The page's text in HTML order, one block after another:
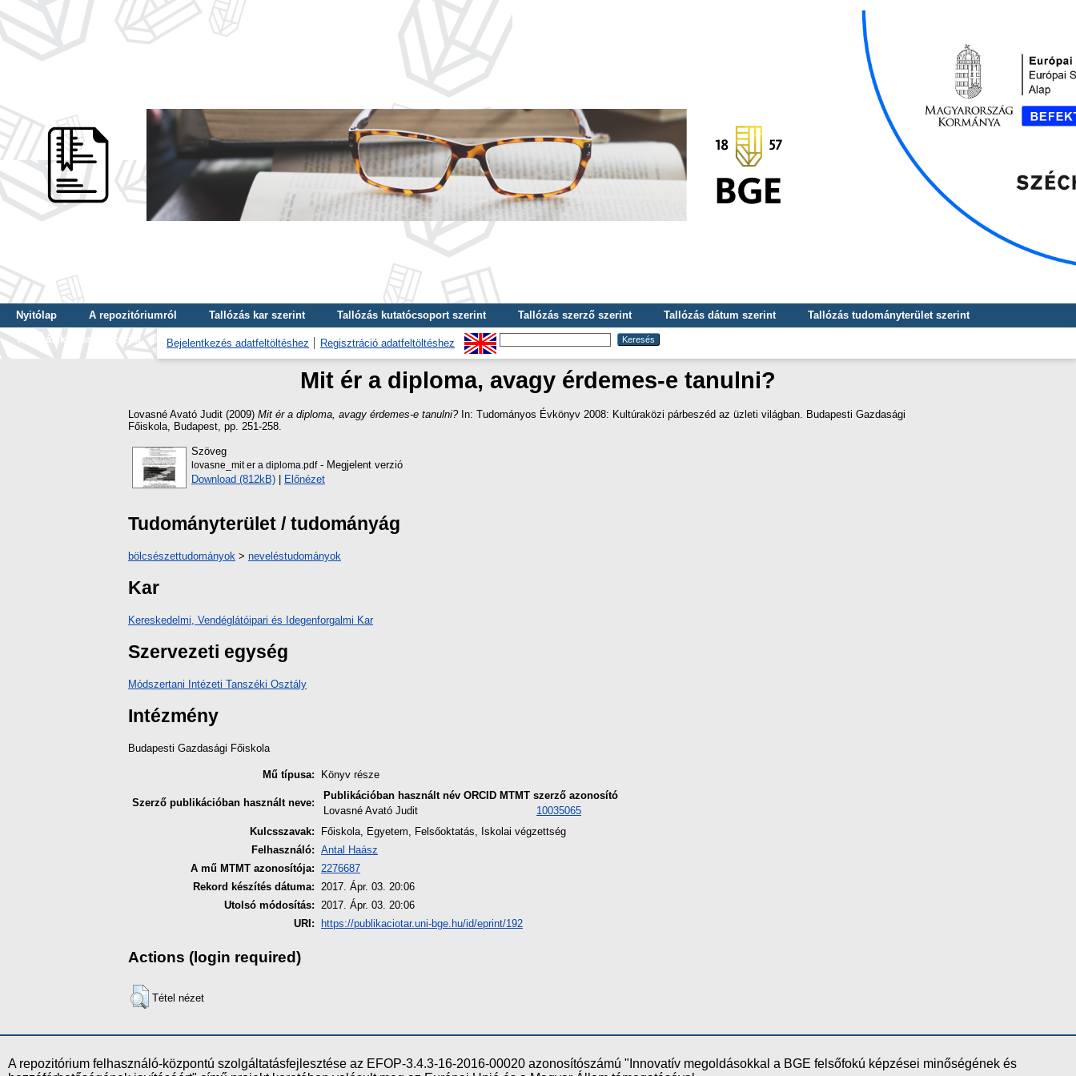
Nyitólap A repozitóriumról Tallózás kar szerint Tallózás kutatócsoport szerint Tallózás szerző szerint Tallózás dátum szerint
Tallózás tudományterület szerint
Tallózás kulcsszó szerint
Bejelentkezés adatfeltöltéshez Regisztráció adatfeltöltéshez
Mit ér a diploma, avagy érdemes-e tanulni?
Lovasné Avató Judit (2009) Mit ér a diploma, avagy érdemes-e tanulni?In: Tudományos Évkönyv 2008: Kultúraközi párbeszéd az üzleti világban. Budapesti Gazdasági
Főiskola, Budapest, pp. 251-258.
Szöveg
lovasne_mit er a diploma.pdf- Megjelent verzió
Download (812kB) | Előnézet
Tudományterület / tudományág
bölcsészettudományok > neveléstudományok
Kar
Kereskedelmi, Vendéglátóipari és Idegenforgalmi Kar
Szervezeti egység
Módszertani Intézeti Tanszéki Osztály
Intézmény
Budapesti Gazdasági Főiskola
Mű típusa: Könyv része
Szerző publikációban használt neve:
Publikációban használt név ORCID MTMT szerző azonosító
Lovasné Avató Judit
10035065
Kulcsszavak:
Főiskola, Egyetem, Felsőoktatás, Iskolai végzettség
Felhasználó: Antal Haász
A mű MTMT azonosítója: 2276687
Rekord készítés dátuma: 2017. Ápr. 03. 20:06
Utolsó módosítás: 2017. Ápr. 03. 20:06
URI:
https://publikaciotar.uni-bge.hu/id/eprint/192
Actions (login required)
Tétel nézet
A repozitórium felhasználó-központú szolgáltatásfejlesztése az EFOP-3.4.3-16-2016-00020 azonosítószámú "Innovatív megoldásokkal a BGE felsőfokú képzései minőségének és